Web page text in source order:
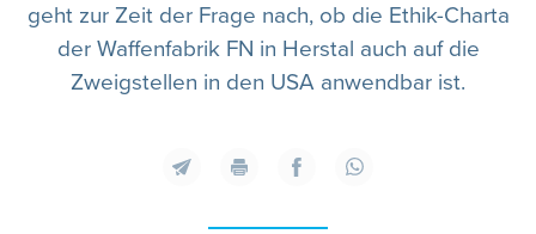
geht zur Zeit der Frage nach, ob die Ethik-Charta
der Waffenfabrik FN in Herstal auch auf die
Zweigstellen in den USA anwendbar ist.